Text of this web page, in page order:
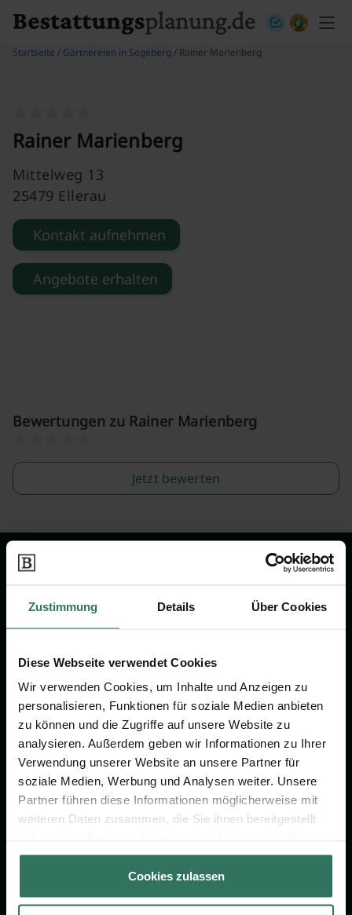
Zustimmung Details Über Cookies
Diese Webseite verwendet Cookies
Wir verwenden Cookies, um Inhalte und Anzeigen zu
personalisieren, Funktionen für soziale Medien anbieten
zu können und die Zugriffe auf unsere Website zu
analysieren. Außerdem geben wir Informationen zu Ihrer
Verwendung unserer Website an unsere Partner für
soziale Medien, Werbung und Analysen weiter. Unsere
Partner führen diese Informationen möglicherweise mit
weiteren Daten zusammen, die Sie ihnen bereitgestellt
gesammelt haben.
Cookies zulassen
Startseite / Gärtnereien in Segeberg / Rainer Marienberg
Rainer Marienberg
Mittelweg 13
25479 Ellerau
Kontakt aufnehmen
Angebote erhalten
Bewertungen zu Rainer Marienberg
Jetzt bewerten
Wir sind Ihr Ansprechpartner rund
um das Thema Bestattung &
Vorsorge.
Jetzt beraten lassen
FÜR SIE
Vergleich
Ratgeber
Verzeichnis
FÜR BESTATTER
Online-Portal
Kostenlos registrieren